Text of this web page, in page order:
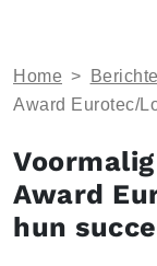
Home >
Award Eurotec/
Award
hun